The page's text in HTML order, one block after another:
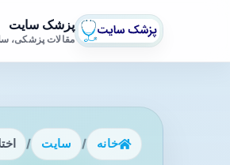
پزشک سایت
مقالات پزشکی،
خانه / سایت /